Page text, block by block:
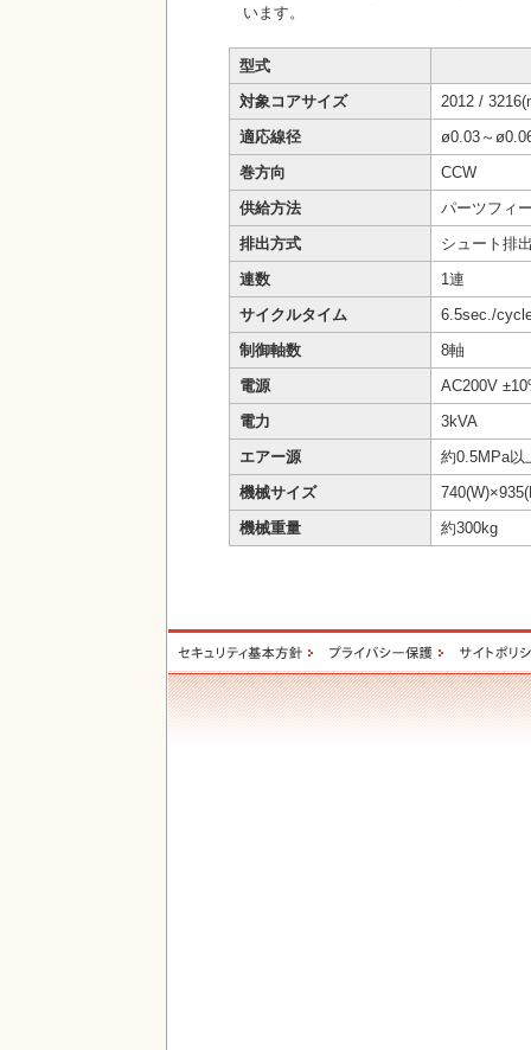
います。
型式
対象コアサイズ
2012 /
適応線径
ø0.03～
巻方向
CCW
供給方法
パーツフィ
排出方式
シュート排
連数
1連
サイクルタイム
6.5sec./
制御軸数
8軸
電源
AC200V
電力
3kVA
エアー源
約0.5MPa以
機械サイズ
機械重量
約300kg